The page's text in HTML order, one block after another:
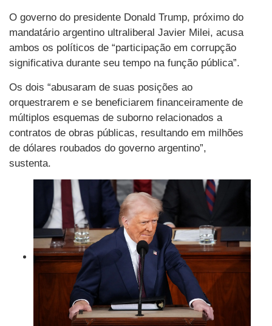
O governo do presidente Donald Trump, próximo do
mandatário argentino ultraliberal Javier Milei, acusa
ambos os políticos de “participação em corrupção
significativa durante seu tempo na função pública”.
Os dois “abusaram de suas posições ao
orquestrarem e se beneficiarem financeiramente de
múltiplos esquemas de suborno relacionados a
contratos de obras públicas, resultando em milhões
de dólares roubados do governo argentino”,
sustenta.